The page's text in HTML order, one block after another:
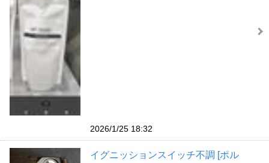
2026/1/25 18:32
イグニッションスイッチ不調 [ポル